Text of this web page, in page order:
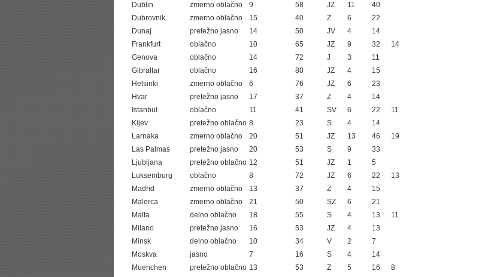
Dublin
zmerno oblačno 9 58 JZ 11
40
Dubrovnik
zmerno oblačno 15 40 Z 6
22
Dunaj
pretežno jasno 14 50 JV 4
14
Frankfurt
oblačno 10 65 JZ 9 32
14
Genova
oblačno 14 72 J 3
11
Gibraltar
oblačno 16 80 JZ 4
15
Helsinki
zmerno oblačno 6 76 JZ 6
23
Hvar
pretežno jasno 17 37 Z 4
14
Istanbul
oblačno 11 41 SV 6 22
11
Kijev
pretežno oblačno 8 23 S 4
14
Larnaka
zmerno oblačno 20 51 JZ 13 46
19
Las Palmas
pretežno jasno 20 53 S 9
33
Ljubljana
pretežno oblačno 12 51 JZ 1
5
Luksemburg
oblačno 8 72 JZ 6 22
13
Madrid
zmerno oblačno 13 37 Z 4
15
Malorca
zmerno oblačno 21 50 SZ 6
21
Malta
delno oblačno 18 55 S 4 13
11
Milano
pretežno jasno 16 53 JZ 4
13
Minsk
delno oblačno 10 34 V 2
7
Moskva
jasno 7 16 S 4
14
Muenchen
pretežno oblačno 13 53 Z 5 16
8